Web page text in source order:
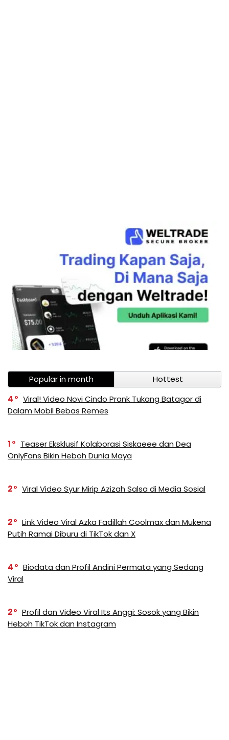
Popular in month
Hottest
4
Viral! Video Novi Cindo Prank Tukang Batagor di
Dalam Mobil Bebas Remes
1
Teaser Eksklusif Kolaborasi Siskaeee dan Dea
OnlyFans Bikin Heboh Dunia Maya
2 Viral Video Syur Mirip Azizah Salsa di Media Sosial
2
Link Video Viral Azka Fadillah Coolmax dan Mukena
Putih Ramai Diburu di TikTok dan X
4
Biodata dan Profil Andini Permata yang Sedang
Viral
2
Profil dan Video Viral Its Anggi: Sosok yang Bikin
Heboh TikTok dan Instagram